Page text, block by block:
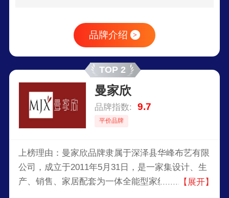
品牌介绍 >
TOP 2
曼家欣
品牌指数: 9.7
平价品牌
上榜理由：曼家欣品牌隶属于深泽县华峰布艺有限
公司，成立于2011年5月31日，是一家集设计、生
产、销售、家居配套为一体全能型家纺企业。公司
【展开】